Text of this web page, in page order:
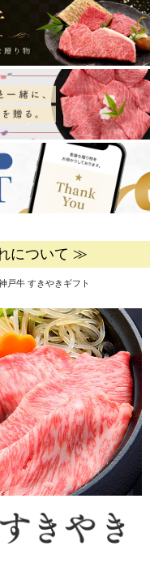
について ≫
戸牛 すきやきギフト